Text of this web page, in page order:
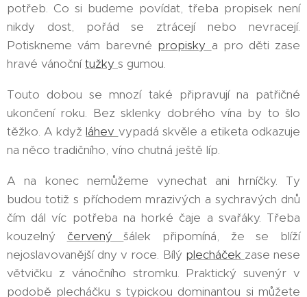
potřeb. Co si budeme povídat, třeba propisek není
nikdy dost, pořád se ztrácejí nebo nevracejí.
Potiskneme vám barevné propisky a pro děti zase
hravé vánočnítužky s gumou.
Touto dobou se mnozí také připravují na patřičné
ukončení roku. Bez sklenky dobrého vína by to šlo
těžko. A kdyžláhev vypadá skvěle a etiketa odkazuje
na něco tradičního, víno chutná ještě líp.
A na konec nemůžeme vynechat ani hrníčky. Ty
budou totiž s příchodem mrazivých a sychravých dnů
čím dál víc potřeba na horké čaje a svařáky. Třeba
kouzelný červenýšálek připomíná, že se blíží
nejoslavovanější dny v roce. Bílý plecháček zase nese
větvičku z vánočního stromku. Praktický suvenýr v
podobě plecháčku s typickou dominantou si můžete